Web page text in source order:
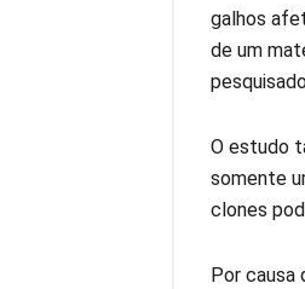
galhos
de um
O estudo
somente
clones
Por causa